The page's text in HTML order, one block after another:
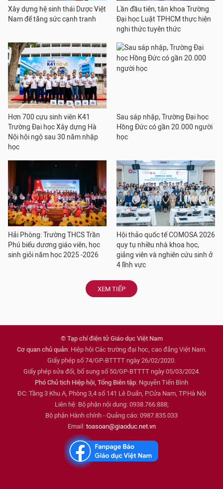
Xây dựng hệ sinh thái Dược Việt
Nam để tăng sức cạnh tranh
Lần đầu tiên, tân khoa Trường
Đại học Luật TPHCM thực hiện
nghi thức tuyên thức
Hơn 700 cựu sinh viên K41
Trường Đại học Xây dựng Hà
Nội hội ngộ sau 30 năm nhập
học
Sau sáp nhập, Trường Đại học
Hồng Đức có gần 20.000 người
học
Hải Phòng: Trường THCS Trần
Phú biểu dương giáo viên, học
sinh giỏi năm học 2025 -2026
Hội thảo quốc tế COMOSA 2026
quy tụ nhiều nhà khoa học,
giảng viên và nghiên cứu sinh ở
4 lĩnh vực
XEM TIẾP
© Tạp chí điện tử Giáo dục Việt Nam
Cơ quan chủ quản: Hiệp hội Các trường đại học, cao đẳng Việt Nam.
Giấy phép số 74/GP-BTTTT ngày 26/02/2020.
Giấy phép sửa đổi, bổ sung số 50/GP-BTTTT ngày 05/03/2024.
Phó Chủ tịch Hiệp hội, Tổng Biên tập: Nguyễn Tiến Bình
ĐC: Tầng 3 Khu A, Phòng 3,4 số 141 Lê Duẩn, P.Cửa Nam, TP.Hà Nội
Liên hệ: Bộ phận nội dung: 0938.766.888;
Bộ phận Hành chính - Quảng cáo: 0987.835.033
Email: toasoan@giaoduc.net.vn